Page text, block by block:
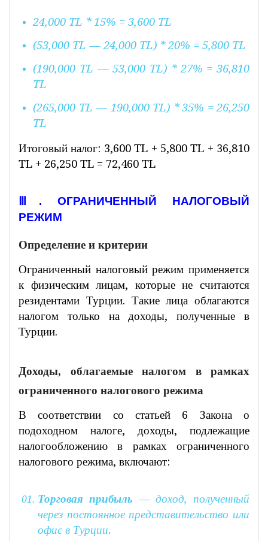
24,000 TL * 15% = 3,600 TL
(53,000 TL — 24,000 TL) * 20% = 5,800 TL
(190,000 TL — 53,000 TL) * 27% = 36,810
TL
(265,000 TL — 190,000 TL) * 35% = 26,250
TL
Итоговый налог: 3,600 TL + 5,800 TL + 36,810
TL + 26,250 TL = 72,460 TL
Ⅲ. ОГРАНИЧЕННЫЙ НАЛОГОВЫЙ
РЕЖИМ
Определение и критерии
Ограниченный налоговый режим применяется
к физическим лицам, которые не считаются
резидентами Турции. Такие лица облагаются
налогом только на доходы, полученные в
Турции.
Доходы, облагаемые налогом в рамках
ограниченного налогового режима
В соответствии со статьей 6 Закона о
подоходном налоге, доходы, подлежащие
налогообложению в рамках ограниченного
налогового режима, включают:
Торговая прибыль — доход, полученный
через постоянное представительство или
офис в Турции.